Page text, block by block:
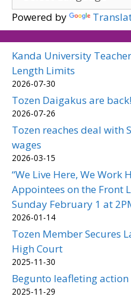
Powered by
Kanda University
Length Limits
2026-07-30
Tozen Daigakus are back!
2026-07-26
Tozen reaches deal with
wages
2026-03-15
“We Live Here, We Work
Appointees on the Front
Sunday February 1 at
2026-01-14
Tozen Member Secures
High Court
2025-11-30
Begunto leafleting
2025-11-29